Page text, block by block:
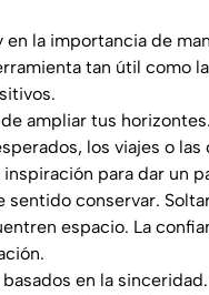
la importancia de
tan útil como
ampliar tus
los viajes o las
para dar un
sentido conservar.
espacio. La
en la